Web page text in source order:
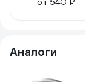
Аналоги